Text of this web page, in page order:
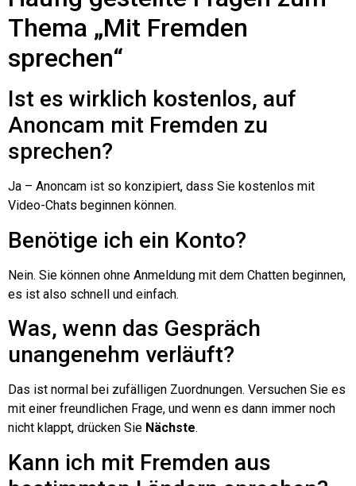
Thema „Mit Fremden
sprechen“
Ist es wirklich kostenlos, auf
Anoncam mit Fremden zu
sprechen?
Ja – Anoncam ist so konzipiert, dass Sie kostenlos mit
Video-Chats beginnen können.
Benötige ich ein Konto?
Nein. Sie können ohne Anmeldung mit dem Chatten beginnen,
es ist also schnell und einfach.
Was, wenn das Gespräch
unangenehm verläuft?
Das ist normal bei zufälligen Zuordnungen. Versuchen Sie es
mit einer freundlichen Frage, und wenn es dann immer noch
nicht klappt, drücken Sie Nächste.
Kann ich mit Fremden aus